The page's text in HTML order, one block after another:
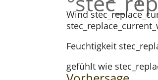
Wind
Feuchtigkeit
gefühlt wie